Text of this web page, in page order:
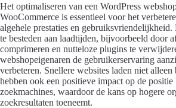
Het optimaliseren van een WordPress
WooCommerce is essentieel voor het
algehele prestaties en gebruiksvriendelijkheid.
te besteden aan laadtijden, bijvoorbeeld door
comprimeren en nutteloze plugins te
webshopeigenaren de gebruikerservaring
verbeteren. Snellere websites laden niet alleen
hebben ook een positieve impact op de positie
zoekmachines, waardoor de kans op hogere
zoekresultaten toeneemt.